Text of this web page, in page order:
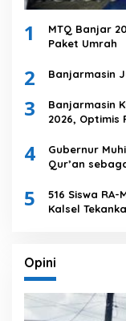
1
MTQ Banjar
Paket Umrah
2 Banjarmasin
3
Banjarmasin
2026, Optimis
4
Gubernur
Qur’an
5
516 Siswa
Kalsel
Opini